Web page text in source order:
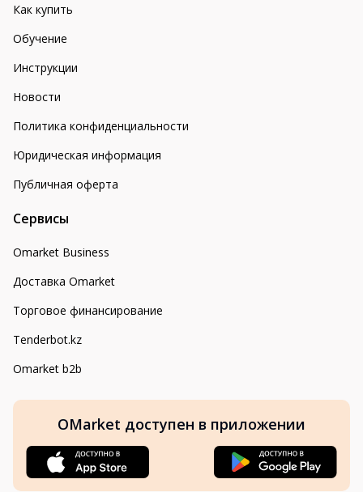
Как купить
Обучение
Инструкции
Новости
Политика конфиденциальности
Юридическая информация
Публичная оферта
Сервисы
Omarket Business
Доставка Omarket
Торговое финансирование
Tenderbot.kz
Omarket b2b
OMarket доступен в приложении